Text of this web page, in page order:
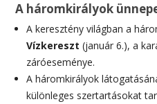
A háromkirályok
A keresztény világban a
Vízkereszt (január 6.), a
záróeseménye.
A háromkirályok
különleges szertartásokat